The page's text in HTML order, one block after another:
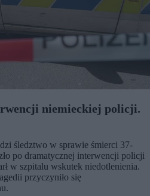
niemieckiej policji.
śledztwo w sprawie śmierci 37-
po dramatycznej interwencji policji
w szpitalu wskutek niedotlenienia.
przyczyniło się